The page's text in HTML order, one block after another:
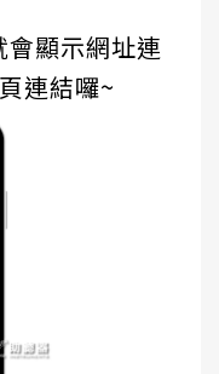
顯示網址連
連結囉~